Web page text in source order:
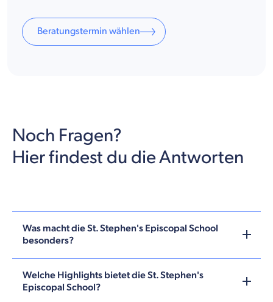
Beratungstermin wählen
Noch Fragen?
Hier findest du die Antworten
Was macht die St. Stephen's Episcopal School
besonders?
Welche Highlights bietet die St. Stephen's
Episcopal School?